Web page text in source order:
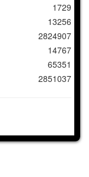
1729
13256
2824907
14767
65351
2851037